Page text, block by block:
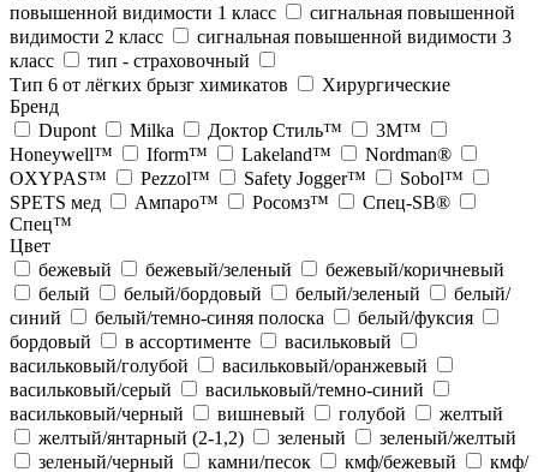
повышенной видимости 1 класс
сигнальная повышенной
видимости 2 класс
сигнальная повышенной видимости 3
класс
тип - страховочный
Тип 6 от лёгких брызг химикатов
Хирургические
Бренд
Dupont
Milka Доктор Стиль™
3M™
Honeywell™
Iform™ Lakeland™
Nordman®
OXYPAS™
Pezzol™ Safety Jogger™
Sobol™
SPETS мед
Ампаро™ Росомз™
Спец-SB®
Спец™
Цвет
бежевый
бежевый/зеленый
бежевый/коричневый
белый
белый/бордовый белый/зеленый
белый/
синий
белый/темно-синяя полоска
белый/фуксия
бордовый
в ассортименте
васильковый
васильковый/голубой
васильковый/оранжевый
васильковый/серый
васильковый/темно-синий
васильковый/черный
вишневый голубой
желтый
желтый/янтарный (2-1,2)
зеленый
зеленый/желтый
зеленый/черный
камни/песок кмф/бежевый
кмф/